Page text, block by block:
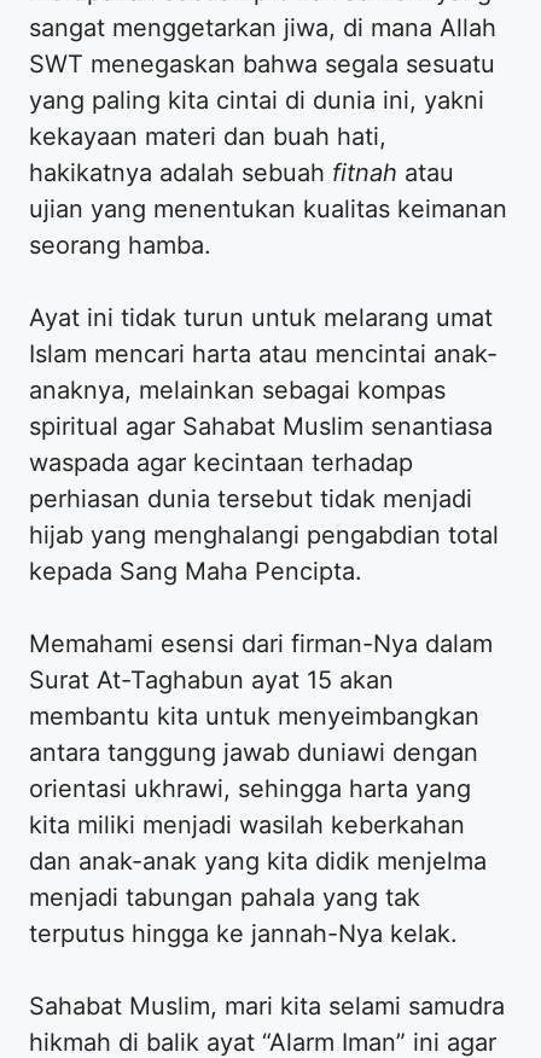
sangat menggetarkan jiwa, di mana Allah
SWT menegaskan bahwa segala sesuatu
yang paling kita cintai di dunia ini, yakni
kekayaan materi dan buah hati,
hakikatnya adalah sebuah fitnah atau
ujian yang menentukan kualitas keimanan
seorang hamba.
Ayat ini tidak turun untuk melarang umat
Islam mencari harta atau mencintai anak-
anaknya, melainkan sebagai kompas
spiritual agar Sahabat Muslim senantiasa
waspada agar kecintaan terhadap
perhiasan dunia tersebut tidak menjadi
hijab yang menghalangi pengabdian total
kepada Sang Maha Pencipta.
Memahami esensi dari firman-Nya dalam
Surat At-Taghabun ayat 15 akan
membantu kita untuk menyeimbangkan
antara tanggung jawab duniawi dengan
orientasi ukhrawi, sehingga harta yang
kita miliki menjadi wasilah keberkahan
dan anak-anak yang kita didik menjelma
menjadi tabungan pahala yang tak
terputus hingga ke jannah-Nya kelak.
Sahabat Muslim, mari kita selami samudra
hikmah di balik ayat “Alarm Iman” ini agar